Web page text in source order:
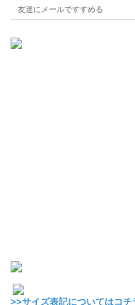
友達にメールですすめる
>>サイズ表記についてはコチ